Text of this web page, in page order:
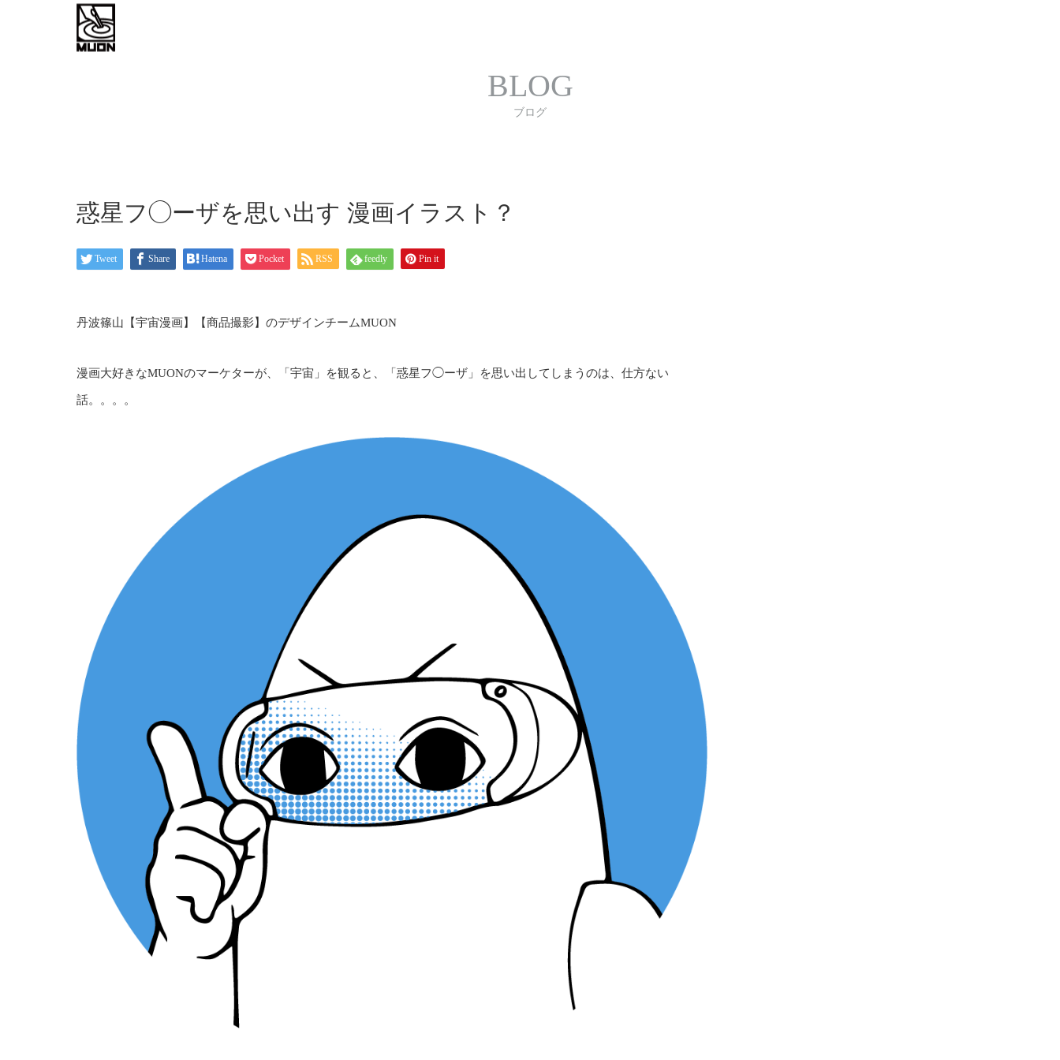
BLOG
ブログ
惑星フ◯ーザを思い出す 漫画イラスト？
Tweet Share Hatena Pocket RSS feedly Pin it
丹波篠山【宇宙漫画】【商品撮影】のデザインチームMUON
漫画大好きなMUONのマーケターが、「宇宙」を観ると、「惑星フ◯ーザ」を思い出してしまうのは、仕方ない
話。。。。